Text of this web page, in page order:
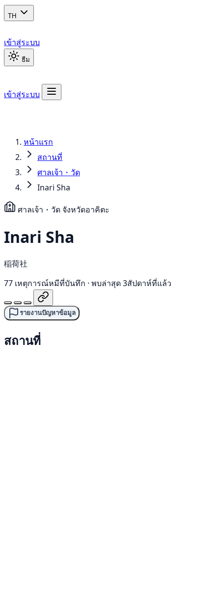
TH
เข้าสู่ระบบ
ธีม
เข้าสู่ระบบ
หน้าแรก
สถานที่
ศาลเจ้า・วัด
Inari Sha
ศาลเจ้า・วัด จังหวัดอาคิตะ
Inari Sha
稲荷社
77 เหตุการณ์หมีที่บันทึก · พบล่าสุด 3สัปดาห์ที่แล้ว
รายงานปัญหาข้อมูล
สถานที่